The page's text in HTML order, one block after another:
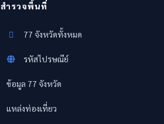
สำรวจพื้นที่
77 จังหวัดทั้งหมด
รหัสไปรษณีย์
ข้อมูล 77 จังหวัด
แหล่งท่องเที่ยว